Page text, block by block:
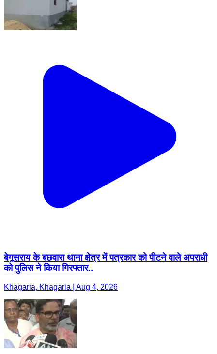
बेगूसराय के बछवारा थाना क्षेत्र में पत्रकार को पीटने वाले अपराधी
को पुलिस ने किया गिरफ्तार..
Khagaria, Khagaria | Aug 4, 2026